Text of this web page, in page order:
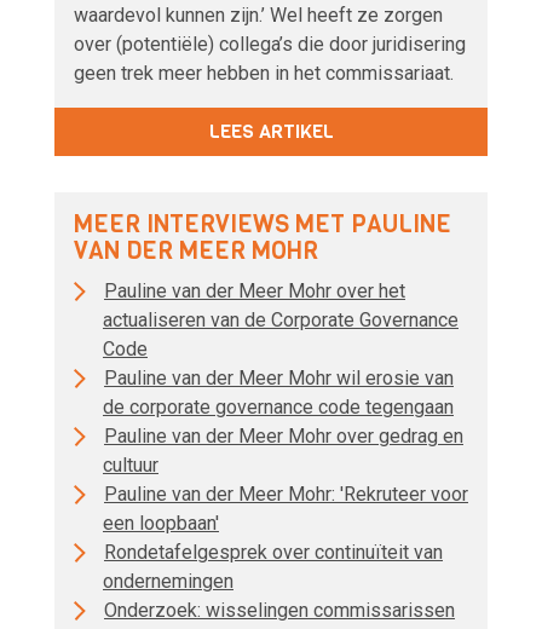
waardevol kunnen zijn.’ Wel heeft ze zorgen
over (potentiële) collega’s die door juridisering
geen trek meer hebben in het commissariaat.
LEES ARTIKEL
MEER INTERVIEWS MET PAULINE
VAN DER MEER MOHR
Pauline van der Meer Mohr over het
actualiseren van de Corporate Governance
Code
Pauline van der Meer Mohr wil erosie van
de corporate governance code tegengaan
Pauline van der Meer Mohr over gedrag en
cultuur
Pauline van der Meer Mohr: 'Rekruteer voor
een loopbaan'
Rondetafelgesprek over continuïteit van
ondernemingen
Onderzoek: wisselingen commissarissen